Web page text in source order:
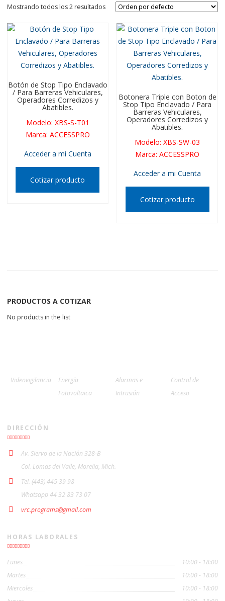
Mostrando todos los 2 resultados
Botón de Stop Tipo Enclavado
/ Para Barreras Vehiculares,
Operadores Corredizos y
Abatibles.
Modelo: XBS-S-T01
Marca: ACCESSPRO
Acceder a mi Cuenta
Cotizar producto
Botonera Triple con Boton de
Stop Tipo Enclavado / Para
Barreras Vehiculares,
Operadores Corredizos y
Abatibles.
Modelo:XBS-SW-03
Marca:ACCESSPRO
Acceder a mi Cuenta
Cotizar producto
PRODUCTOS A COTIZAR
No products in the list
Videovigilancia
Energía
Fotovoltaica
Alarmas e
Intrusión
Control de
Acceso
DIRECCIÓN
Av. Siervo de la Nación 328-B
Col. Lomas del Valle, Morelia, Mich.
Tel. (443) 445 39 98
Whatsapp 44 32 83 73 07
vrc.programs@gmail.com
HORAS LABORALES
Lunes
10:00 - 18:00
Martes
10:00 - 18:00
Miercoles
10:00 - 18:00